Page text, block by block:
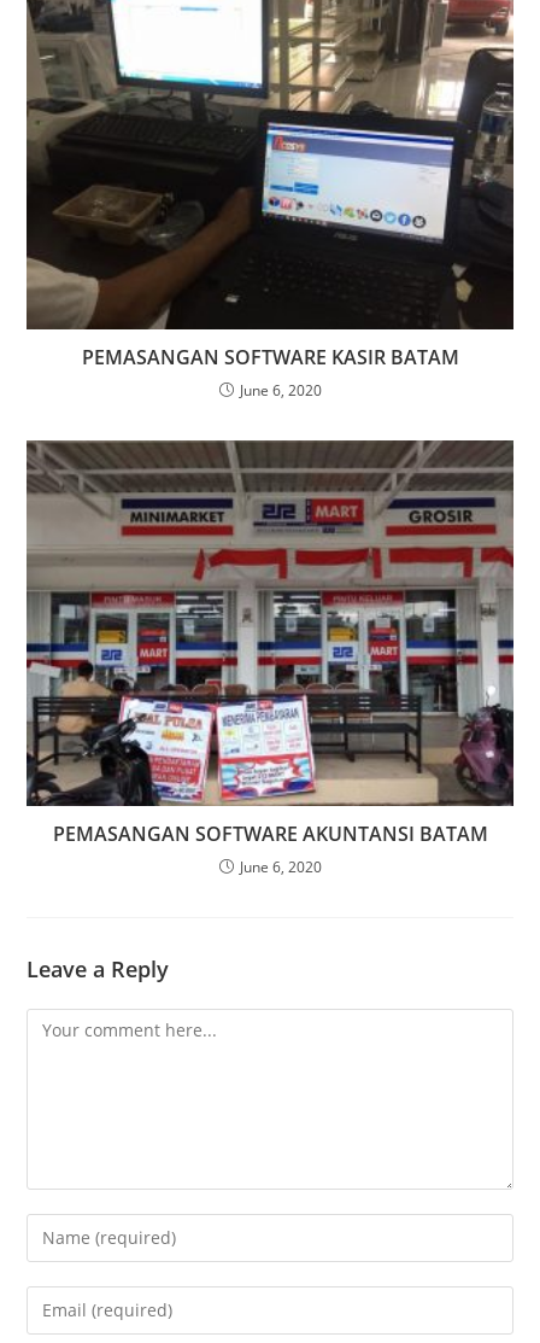
PEMASANGAN SOFTWARE KASIR BATAM
June 6, 2020
PEMASANGAN SOFTWARE AKUNTANSI BATAM
June 6, 2020
Leave a Reply